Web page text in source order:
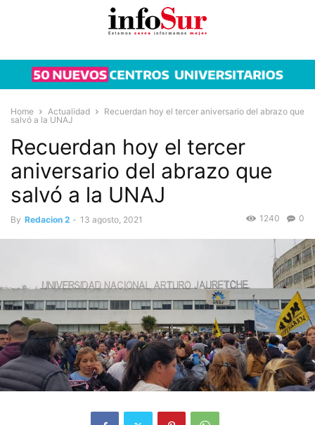
Home Actualidad
Recuerdan hoy el tercer aniversario del abrazo que
salvó a la UNAJ
Recuerdan hoy el tercer
aniversario del abrazo que
salvó a la UNAJ
By Redacion 2 - 13 agosto, 2021 0
1240